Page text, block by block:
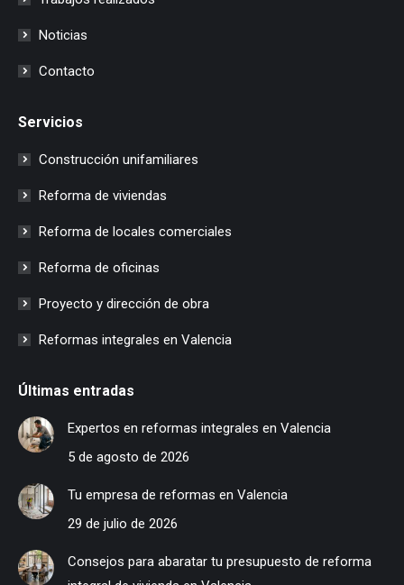
Noticias
Contacto
Servicios
Construcción unifamiliares
Reforma de viviendas
Reforma de locales comerciales
Reforma de oficinas
Proyecto y dirección de obra
Reformas integrales en Valencia
Últimas entradas
Expertos en reformas integrales en Valencia
5 de agosto de 2026
Tu empresa de reformas en Valencia
29 de julio de 2026
Consejos para abaratar tu presupuesto de reforma